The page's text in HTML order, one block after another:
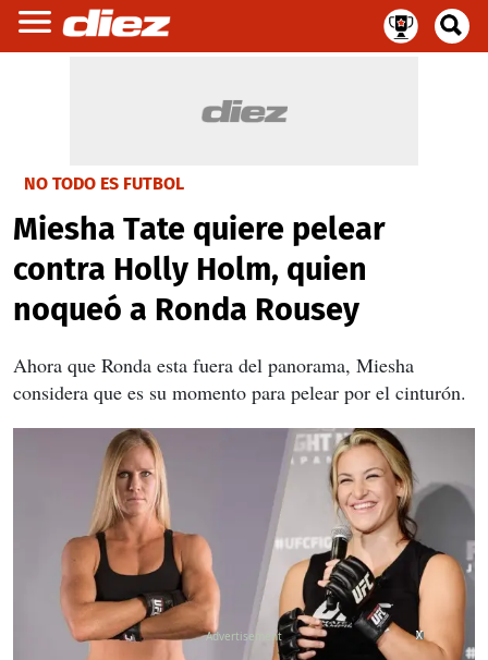
NO TODO ES FUTBOL
Miesha Tate quiere pelear
contra Holly Holm, quien
noqueó a Ronda Rousey
Ahora que Ronda esta fuera del panorama, Miesha
considera que es su momento para pelear por el cinturón.
X
X
X